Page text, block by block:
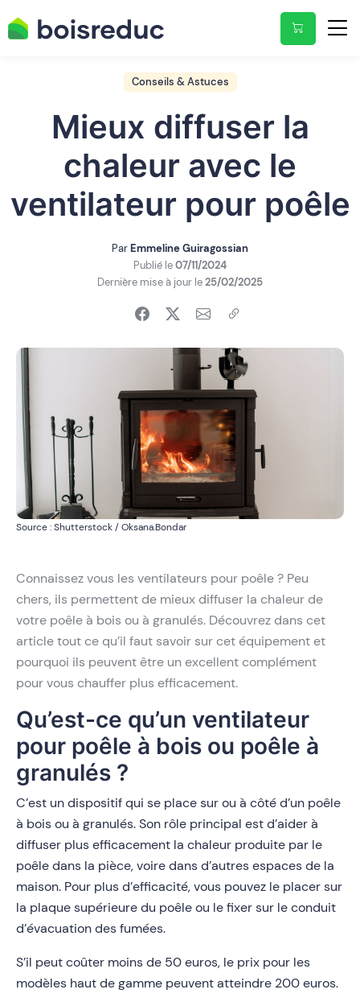
Conseils & Astuces
Mieux diffuser la
chaleur avec le
ventilateur pour poêle
ParEmmeline Guiragossian
Publié le07/11/2024
Dernière mise à jour le25/02/2025
Source : Shutterstock / Oksana.Bondar
Connaissez vous les ventilateurs pour poêle ? Peu
chers, ils permettent de mieux diffuser la chaleur de
votre poêle à bois ou à granulés. Découvrez dans cet
article tout ce qu’il faut savoir sur cet équipement et
pourquoi ils peuvent être un excellent complément
pour vous chauffer plus efficacement.
Qu’est-ce qu’un ventilateur
pour poêle à bois ou poêle à
granulés ?
C’est un dispositif qui se place sur ou à côté d’un poêle
à bois ou à granulés. Son rôle principal est d’aider à
diffuser plus efficacement la chaleur produite par le
poêle dans la pièce, voire dans d’autres espaces de la
maison. Pour plus d’efficacité, vous pouvez le placer sur
la plaque supérieure du poêle ou le fixer sur le conduit
d’évacuation des fumées.
S’il peut coûter moins de 50 euros, le prix pour les
modèles haut de gamme peuvent atteindre 200 euros.